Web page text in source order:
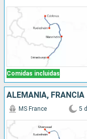
Comidas incluidas
ALEMANIA, FRANCIA
MS France 5 d